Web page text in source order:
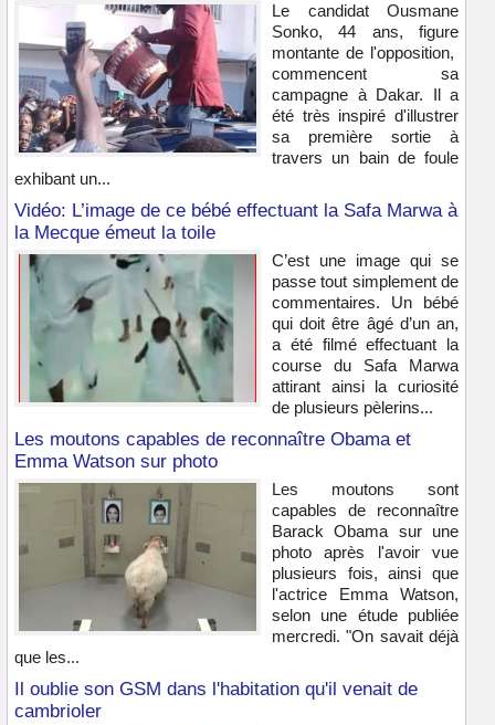
Le candidat Ousmane
Sonko, 44 ans, figure
montante de l'opposition,
commencent sa
campagne à Dakar. Il a
été très inspiré d'illustrer
sa première sortie à
travers un bain de foule
exhibant un...
Vidéo: L’image de ce bébé effectuant la Safa Marwa à
la Mecque émeut la toile
C’est une image qui se
passe tout simplement de
commentaires. Un bébé
qui doit être âgé d’un an,
a été filmé effectuant la
course du Safa Marwa
attirant ainsi la curiosité
de plusieurs pèlerins...
Les moutons capables de reconnaître Obama et
Emma Watson sur photo
Les moutons sont
capables de reconnaître
Barack Obama sur une
photo après l'avoir vue
plusieurs fois, ainsi que
l'actrice Emma Watson,
selon une étude publiée
mercredi. "On savait déjà
que les...
Il oublie son GSM dans l'habitation qu'il venait de
cambrioler